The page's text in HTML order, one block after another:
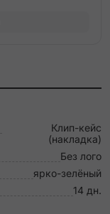
Клип-кейс
(накладка)
Без лого
ярко-зелёный
14 дн.